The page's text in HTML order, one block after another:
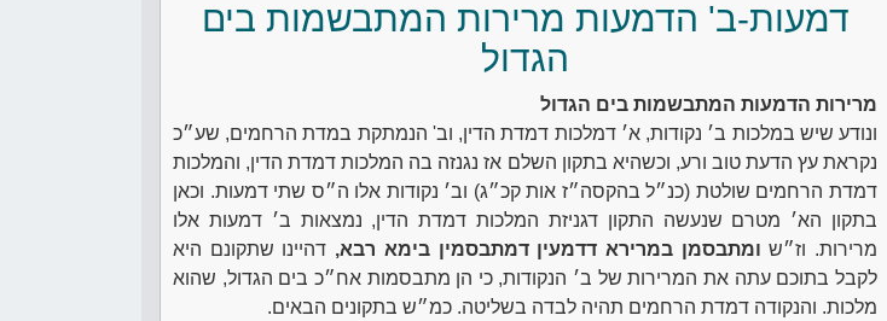
דמעות-ב' הדמעות מרירות המתבשמות בים
הגדול
מרירות הדמעות המתבשמות בים הגדול
ונודע שיש במלכות ב׳ נקודות, א׳ דמלכות דמדת הדין, וב' הנמתקת במדת הרחמים, שע״כ
נקראת עץ הדעת טוב ורע, וכשהיא בתקון השלם אז נגנזה בה המלכות דמדת הדין, והמלכות
דמדת הרחמים שולטת (כנ״ל בהקסה״ז אות קכ״ג) וב׳ נקודות אלו ה״ס שתי דמעות. וכאן
בתקון הא׳ מטרם שנעשה התקון דגניזת המלכות דמדת הדין, נמצאות ב׳ דמעות אלו
מרירות. וז״ש ומתבסמן במרירא דדמעין דמתבסמין בימא רבא, דהיינו שתקונם היא
לקבל בתוכם עתה את המרירות של ב׳ הנקודות, כי הן מתבסמות אח״כ בים הגדול, שהוא
מלכות. והנקודה דמדת הרחמים תהיה לבדה בשליטה. כמ״ש בתקונים הבאים.